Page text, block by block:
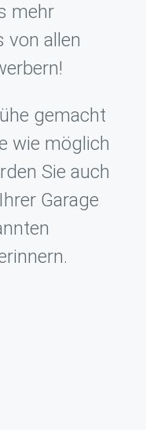
mehr
von allen
gemacht
wie möglich
Sie auch
Garage